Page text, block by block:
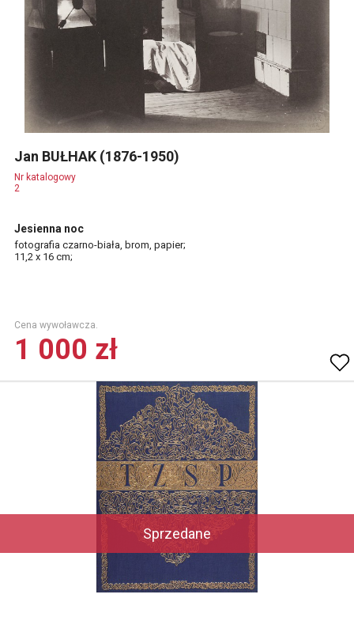
Jan BUŁHAK (1876-1950)
Nr katalogowy
2
Jesienna noc
fotografia czarno-biała, brom, papier;
11,2 x 16 cm;
Cena wywoławcza.
1 000 zł
Sprzedane